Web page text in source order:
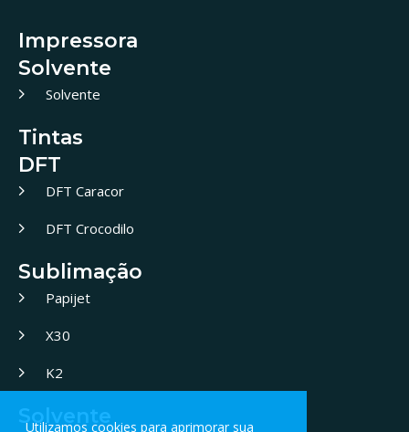
Utilizamos cookies para aprimorar sua
Impressora
Solvente
Solvente
Tintas
DFT
DFT Caracor
DFT Crocodilo
Sublimação
Papijet
X30
K2
Solvente